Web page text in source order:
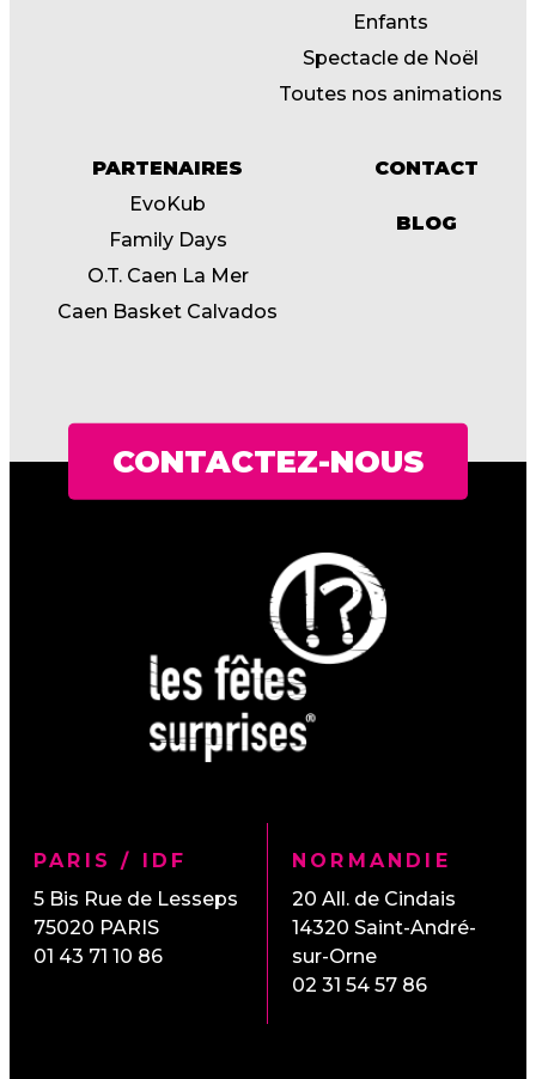
Enfants
Spectacle de Noël
Toutes nos animations
PARTENAIRES
EvoKub
Family Days
O.T. Caen La Mer
Caen Basket Calvados
CONTACT
BLOG
CONTACTEZ-NOUS
PARIS / IDF
5 Bis Rue de Lesseps
75020 PARIS
01 43 71 10 86
NORMANDIE
20 All. de Cindais
14320 Saint-André-
sur-Orne
02 31 54 57 86